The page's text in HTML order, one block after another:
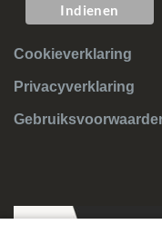
Cookieverklaring
Privacyverklaring